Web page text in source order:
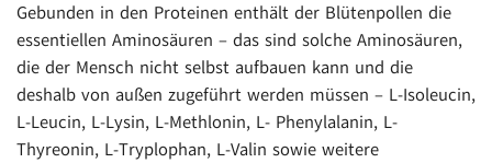
Gebunden in den Proteinen enthält der Blütenpollen die
essentiellen Aminosäuren – das sind solche Aminosäuren,
die der Mensch nicht selbst aufbauen kann und die
deshalb von außen zugeführt werden müssen – L-Isoleucin,
L-Leucin, L-Lysin, L-Methlonin, L- Phenylalanin, L-
Thyreonin, L-Tryplophan, L-Valin sowie weitere